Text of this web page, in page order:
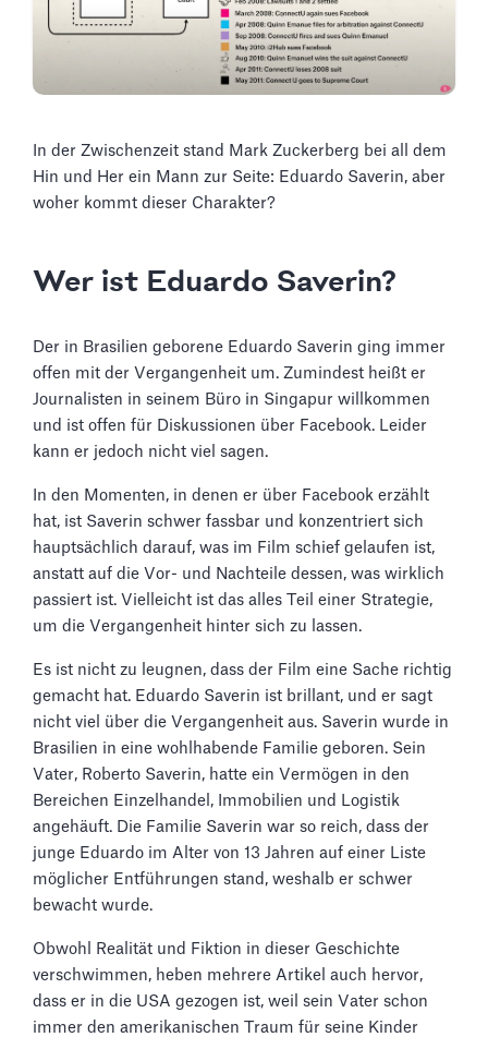
In der Zwischenzeit stand Mark Zuckerberg bei all dem
Hin und Her ein Mann zur Seite: Eduardo Saverin, aber
woher kommt dieser Charakter?
Wer ist Eduardo Saverin?
Der in Brasilien geborene Eduardo Saverin ging immer
offen mit der Vergangenheit um. Zumindest heißt er
Journalisten in seinem Büro in Singapur willkommen
und ist offen für Diskussionen über Facebook. Leider
kann er jedoch nicht viel sagen.
In den Momenten, in denen er über Facebook erzählt
hat, ist Saverin schwer fassbar und konzentriert sich
hauptsächlich darauf, was im Film schief gelaufen ist,
anstatt auf die Vor- und Nachteile dessen, was wirklich
passiert ist. Vielleicht ist das alles Teil einer Strategie,
um die Vergangenheit hinter sich zu lassen.
Es ist nicht zu leugnen, dass der Film eine Sache richtig
gemacht hat. Eduardo Saverin ist brillant, und er sagt
nicht viel über die Vergangenheit aus. Saverin wurde in
Brasilien in eine wohlhabende Familie geboren. Sein
Vater, Roberto Saverin, hatte ein Vermögen in den
Bereichen Einzelhandel, Immobilien und Logistik
angehäuft. Die Familie Saverin war so reich, dass der
junge Eduardo im Alter von 13 Jahren auf einer Liste
möglicher Entführungen stand, weshalb er schwer
bewacht wurde.
Obwohl Realität und Fiktion in dieser Geschichte
verschwimmen, heben mehrere Artikel auch hervor,
dass er in die USA gezogen ist, weil sein Vater schon
immer den amerikanischen Traum für seine Kinder